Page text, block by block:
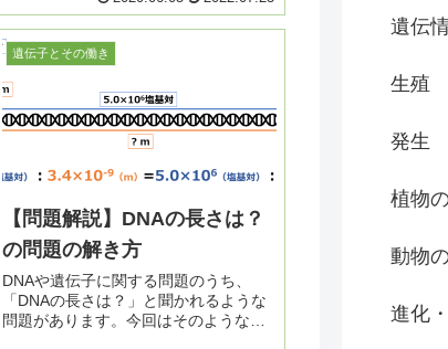
出題頻度はそれほど多くはないもの
の、やや難問に仕上がる傾向があるの
で、考え方の基本を抑えておき...
遺伝子とその働き
【問題解説】DNAの長さは？
の問題の解き方
DNAや遺伝子に関する問題のうち、
「DNAの長さは？」と聞かれるような
問題があります。今回はそのような問
遺伝
生殖
発生
植物
動物
進化